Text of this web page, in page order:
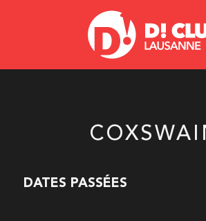
DATES PASSÉES